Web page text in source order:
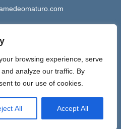
browsing experience, serve
analyze our traffic. By
to our use of cookies.
All Accept All
12, Alicante 03002, España
|Política de cookies
ideas en internet © 2020